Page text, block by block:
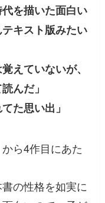
を描いた面白い
キスト版みたい
えていないが、
んだ」
た思い出」
ら4作目にあた
の性格を如実に